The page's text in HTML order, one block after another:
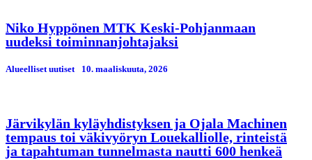
Niko Hyppönen MTK Keski-Pohjanmaan
uudeksi toiminnanjohtajaksi
Alueelliset uutiset 10. maaliskuuta, 2026
Järvikylän kyläyhdistyksen ja Ojala Machinen
tempaus toi väkivyöryn Louekalliolle, rinteistä
ja tapahtuman tunnelmasta nautti 600 henkeä